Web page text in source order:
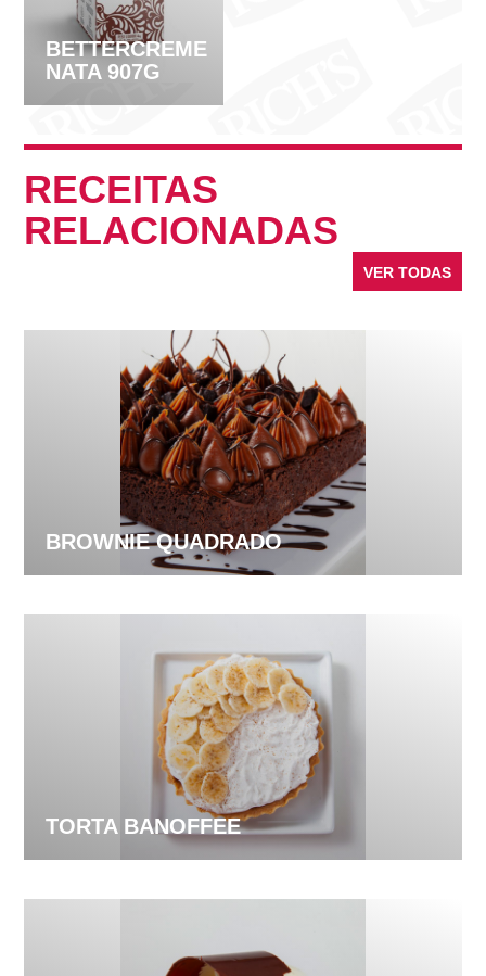
BETTERCREME
NATA 907G
RECEITAS
RELACIONADAS
VER TODAS
BROWNIE QUADRADO
TORTA BANOFFEE